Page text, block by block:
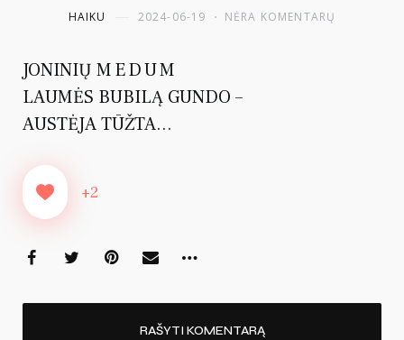
HAIKU 2024-06-19 NĖRA KOMENTARŲ
JONINIŲ MEDUM
LAUMĖS BUBILĄ GUNDO –
AUSTĖJA TŪŽTA…
+2
RAŠYTI KOMENTARĄ